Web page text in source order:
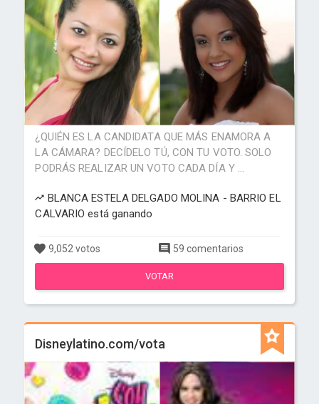
¿QUIÉN ES LA CANDIDATA QUE MÁS ENAMORA A
LA CÁMARA? DECÍDELO TÚ, CON TU VOTO. SOLO
PODRÁS REALIZAR UN VOTO CADA DÍA Y ...
BLANCA ESTELA DELGADO MOLINA - BARRIO EL
CALVARIO está ganando
9,052 votos 59 comentarios
VOTAR
Disneylatino.com/vota